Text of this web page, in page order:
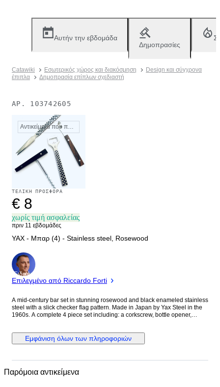
Αυτήν την εβδομάδα
Δημοπρασίες
Catawiki Εσωτερικός χώρος και διακόσμηση
Design και σύγχρονα
έπιπλα
Δημοπρασία επίπλων σχεδιαστή
ΑΡ. 103742605
Αντικείμενα που πωλήθηκαν
ΤΕΛΙΚΉ ΠΡΟΣΦΟΡΆ
€ 8
χωρίς τιμή ασφαλείας
πριν 11 εβδομάδες
YAX - Μπαρ (4) - Stainless steel, Rosewood
Ειδικός
Επιλεγμένο από Riccardo Forti
A mid-century bar set in stunning rosewood and black enameled stainless
steel with a slick checker flag pattern. Made in Japan by Yax Steel in the
1960s. A complete 4 piece set including: a corkscrew, bottle opener,
foam inlay. Used condition and part of age. Otherwise the set itself is in
super vintage condition.
Εμφάνιση όλων των πληροφοριών
Παρόμοια αντικείμενα